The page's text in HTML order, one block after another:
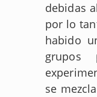
debidas
por lo
habido
grupos
se